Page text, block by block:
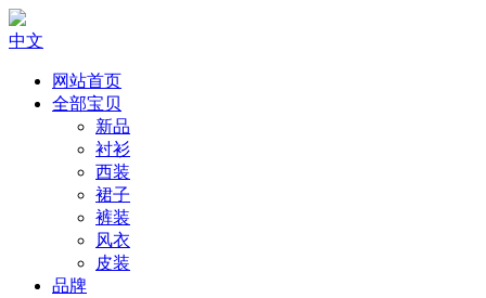
中文
网站首页
全部宝贝
新品
衬衫
西装
裙子
裤装
风衣
皮装
品牌